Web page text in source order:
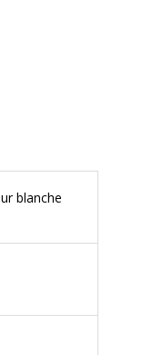
blanche